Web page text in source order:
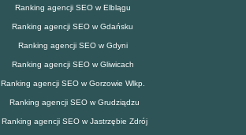
Ranking agencji SEO w Elblągu
Ranking agencji SEO w Gdańsku
Ranking agencji SEO w Gdyni
Ranking agencji SEO w Gliwicach
Ranking agencji SEO w Gorzowie Wlkp.
Ranking agencji SEO w Grudziądzu
Ranking agencji SEO w Jastrzębie Zdrój